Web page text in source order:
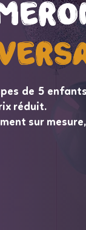
de 5
réduit.
sur